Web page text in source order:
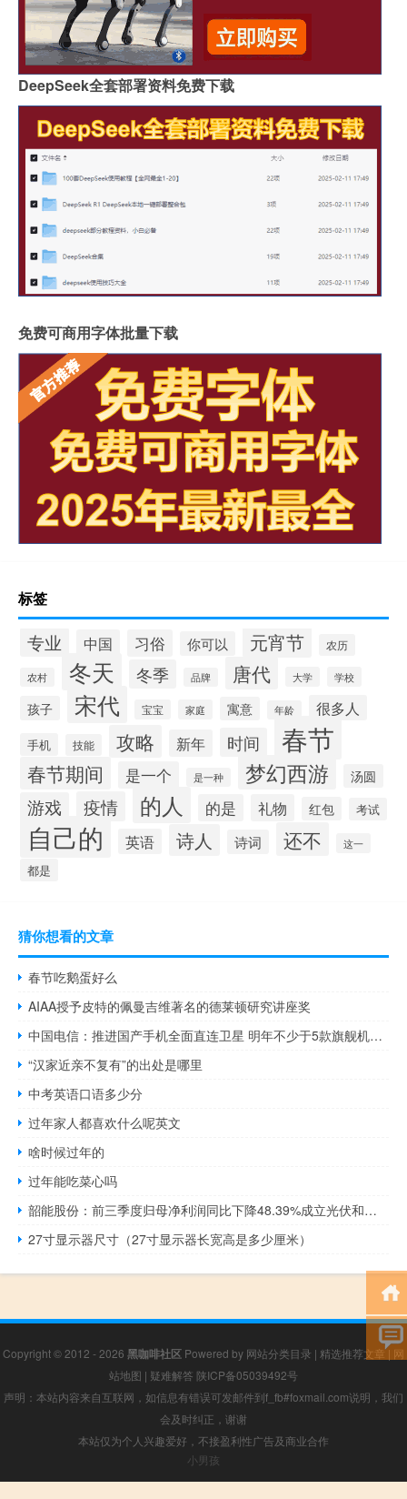
DeepSeek全套部署资料免费下载
免费可商用字体批量下载
标签
专业 中国 习俗 你可以 元宵节 农历
农村 冬天 冬季 品牌 唐代 大学 学校
孩子 宋代 宝宝 家庭 寓意 年龄 很多人
手机 技能 攻略 新年 时间 春节
春节期间 是一个 是一种 梦幻西游 汤圆
游戏 疫情 的人 的是 礼物 红包 考试
自己的 英语 诗人 诗词 还不 这一
都是
猜你想看的文章
春节吃鹅蛋好么
AIAA授予皮特的佩曼吉维著名的德莱顿研究讲座奖
中国电信：推进国产手机全面直连卫星 明年不少于5款旗舰机上市！
“汉家近亲不复有”的出处是哪里
中考英语口语多少分
过年家人都喜欢什么呢英文
啥时候过年的
过年能吃菜心吗
韶能股份：前三季度归母净利润同比下降48.39%成立光伏和储能业务工作专班
27寸显示器尺寸（27寸显示器长宽高是多少厘米）
Copyright © 2012 - 2026 黑咖啡社区 Powered by 网站分类目录 | 精选推荐文章| 网
站地图 | 疑难解答 陕ICP备05039492号
声明：本站内容来自互联网，如信息有错误可发邮件到f_fb#foxmail.com说明，我们
会及时纠正，谢谢
本站仅为个人兴趣爱好，不接盈利性广告及商业合作
小男孩